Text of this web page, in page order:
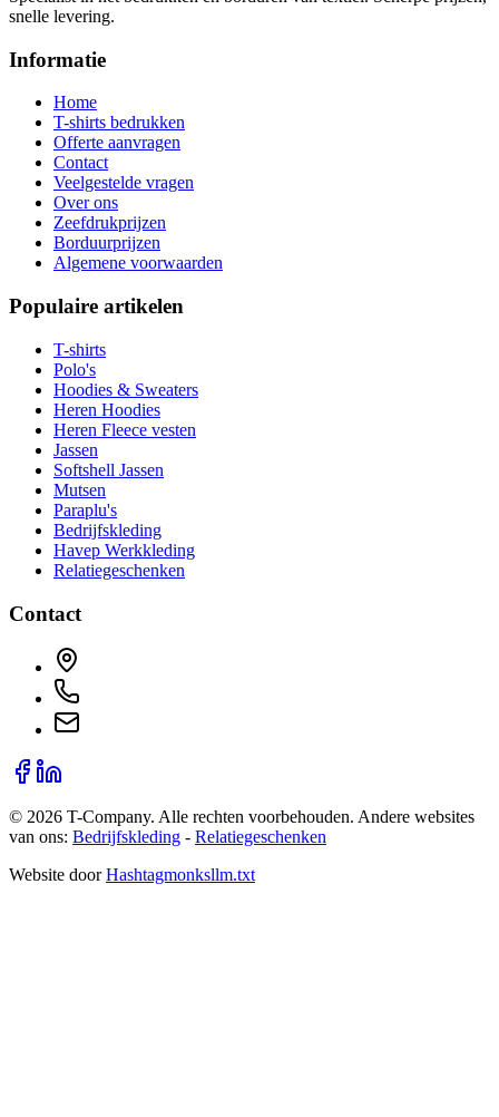
snelle levering.
Informatie
Home
T-shirts bedrukken
Offerte aanvragen
Contact
Veelgestelde vragen
Over ons
Zeefdrukprijzen
Borduurprijzen
Algemene voorwaarden
Populaire artikelen
T-shirts
Polo's
Hoodies & Sweaters
Heren Hoodies
Heren Fleece vesten
Jassen
Softshell Jassen
Mutsen
Paraplu's
Bedrijfskleding
Havep Werkkleding
Relatiegeschenken
Contact
© 2026 T-Company. Alle rechten voorbehouden. Andere websites
van ons: Bedrijfskleding - Relatiegeschenken
Website door Hashtagmonksllm.txt